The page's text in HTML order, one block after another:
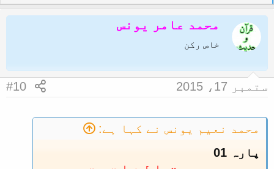
e
a
c
t
o
محمد عامر یونس
خاص رکن
ستمبر 17، 2015 #10
محمد نعیم یونس نے کہا ہے:
پارہ 01